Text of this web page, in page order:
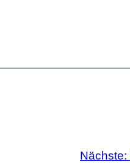
Nächste: